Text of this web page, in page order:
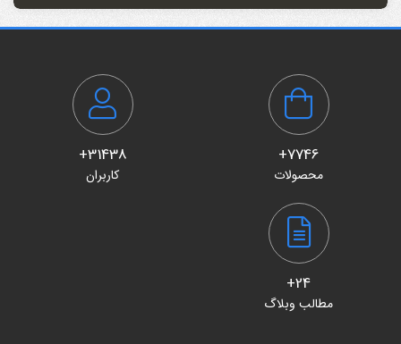
7746+
محصولات
31438+
کاربران
24+
مطالب وبلاگ